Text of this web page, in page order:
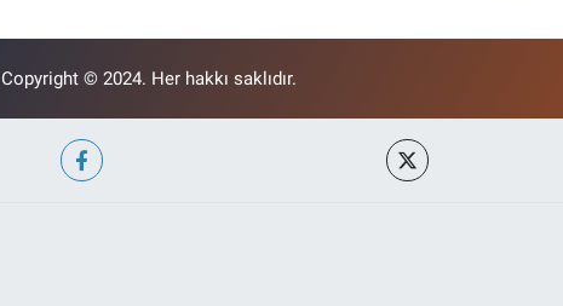
Copyright © 2024. Her hakkı saklıdır.